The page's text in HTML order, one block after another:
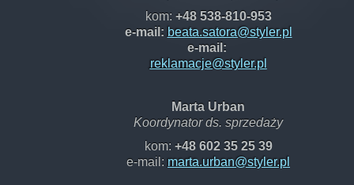
kom: +48 538-810-953
e-mail: beata.satora@styler.pl
e-mail:
reklamacje@styler.pl
Marta Urban
Koordynator ds. sprzedaży
kom: +48 602 35 25 39
e-mail: marta.urban@styler.pl